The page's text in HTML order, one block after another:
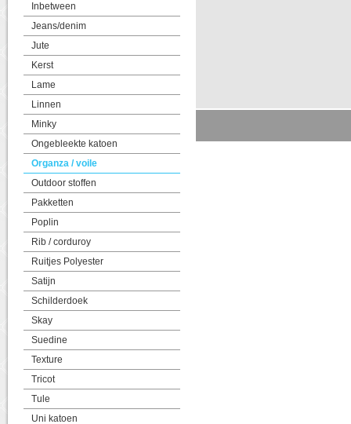
Inbetween
Jeans/denim
Jute
Kerst
Lame
Linnen
Minky
Ongebleekte katoen
Organza / voile
Outdoor stoffen
Pakketten
Poplin
Rib / corduroy
Ruitjes Polyester
Satijn
Schilderdoek
Skay
Suedine
Texture
Tricot
Tule
Uni katoen